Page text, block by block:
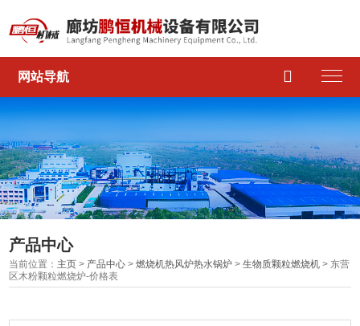
网站导航 
产品中心
当前位置： 主页 > 产品中心 >燃烧机热风炉热水锅炉 >生物质颗粒燃烧机 > 东营
区木粉颗粒燃烧炉-价格表